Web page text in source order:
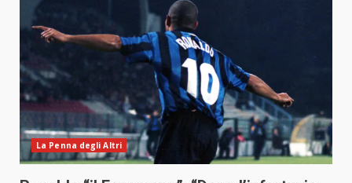
La Penna degli Altri